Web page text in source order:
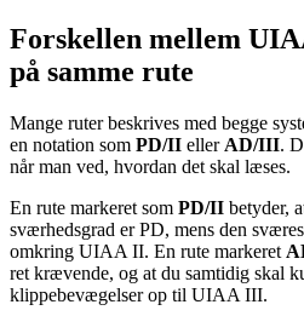
Forskellen mellem
på samme rute
Mange ruter beskrives med begge
en notation som PD/II eller AD/III.
når man ved, hvordan det skal læses.
En rute markeret som PD/II betyder,
sværhedsgrad er PD, mens den
omkring UIAA II. En rute markeret
ret krævende, og at du samtidig skal
klippebevægelser op til UIAA III.